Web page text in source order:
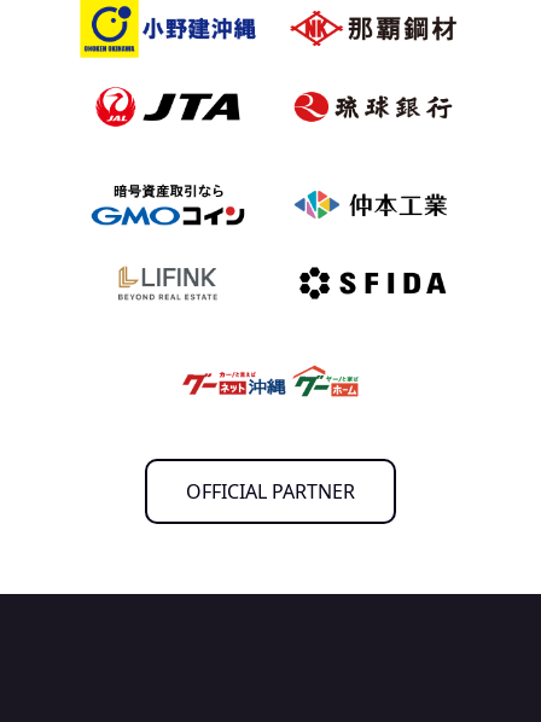
OFFICIAL PARTNER